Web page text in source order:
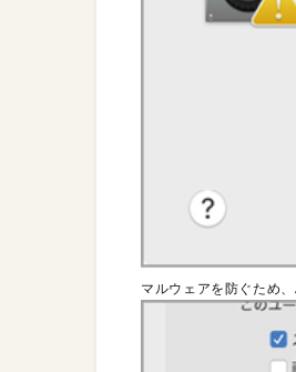
マルウェアを防ぐため